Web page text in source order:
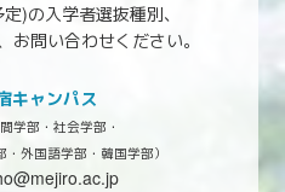
)の入学者選抜種別、
問い合わせください。
キャンパス
学部・社会学部・
外国語学部・韓国学部）